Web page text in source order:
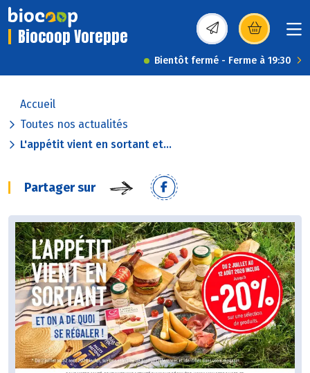
Biocoop Voreppe (s’ouvre dans une
Bientôt fermé - Ferme à 19:30
Accueil
Toutes nos actualités
L'appétit vient en sortant et...
Partager sur